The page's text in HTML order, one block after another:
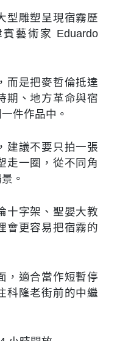
型雕塑呈現宿霧歷
藝術家 Eduardo
而是把麥哲倫抵達
期、地方革命與宿
件作品中。
建議不要只拍一張
走一圈，從不同角
。
十字架、聖嬰大教
會更容易把宿霧的
，適合當作短暫停
科隆老街前的中繼